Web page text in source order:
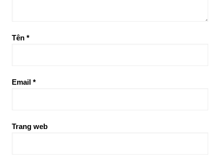
Tên *
Email *
Trang web